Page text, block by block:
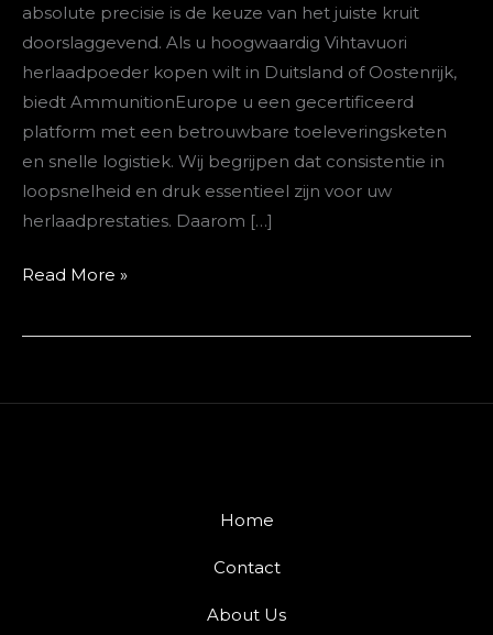
absolute precisie is de keuze van het juiste kruit
doorslaggevend. Als u hoogwaardig Vihtavuori
herlaadpoeder kopen wilt in Duitsland of Oostenrijk,
biedt AmmunitionEurope u een gecertificeerd
platform met een betrouwbare toeleveringsketen
en snelle logistiek. Wij begrijpen dat consistentie in
loopsnelheid en druk essentieel zijn voor uw
herlaadprestaties. Daarom […]
bron
Read More »
Home
Contact
About Us